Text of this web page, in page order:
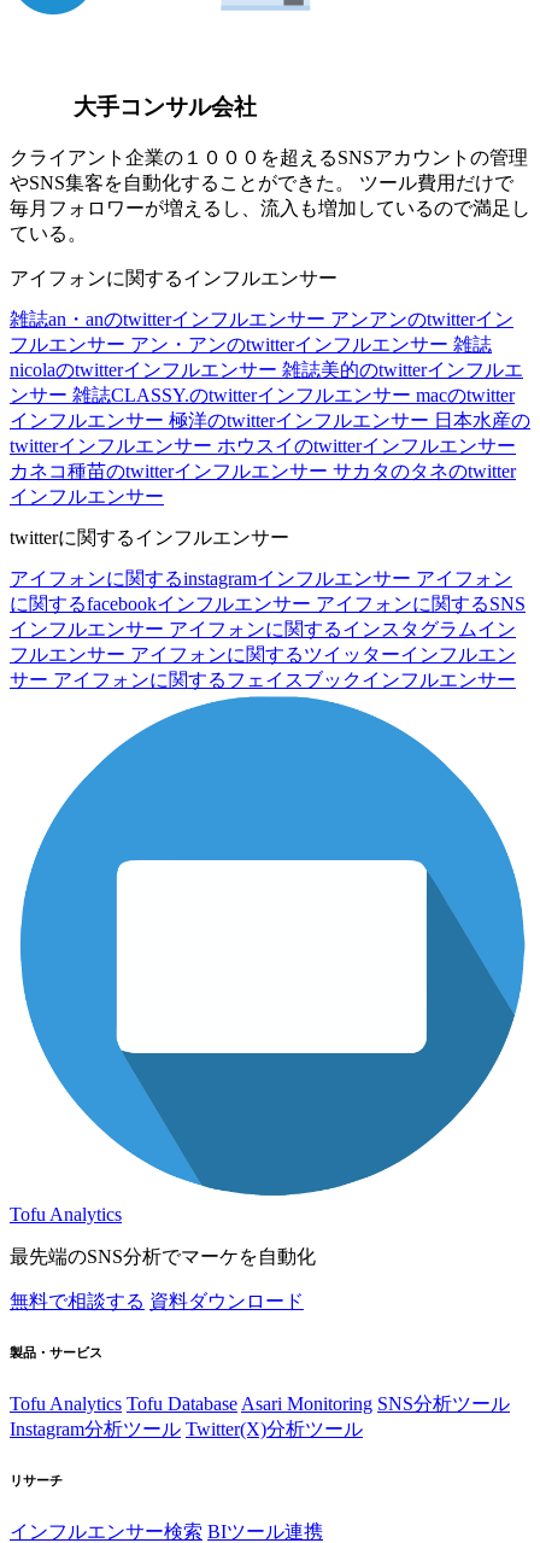
大手コンサル会社
クライアント企業の１０００を超えるSNSアカウントの管理
やSNS集客を自動化することができた。 ツール費用だけで
毎月フォロワーが増えるし、流入も増加しているので満足し
ている。
アイフォンに関するインフルエンサー
雑誌an・anのtwitterインフルエンサー アンアンのtwitterイン
フルエンサー アン・アンのtwitterインフルエンサー 雑誌
nicolaのtwitterインフルエンサー 雑誌美的のtwitterインフルエ
ンサー 雑誌CLASSY.のtwitterインフルエンサー macのtwitter
インフルエンサー 極洋のtwitterインフルエンサー 日本水産の
twitterインフルエンサー ホウスイのtwitterインフルエンサー
カネコ種苗のtwitterインフルエンサー サカタのタネのtwitter
インフルエンサー
twitterに関するインフルエンサー
アイフォンに関するinstagramインフルエンサー アイフォン
に関するfacebookインフルエンサー アイフォンに関するSNS
インフルエンサー アイフォンに関するインスタグラムイン
フルエンサー アイフォンに関するツイッターインフルエン
サー アイフォンに関するフェイスブックインフルエンサー
Tofu Analytics
最先端のSNS分析でマーケを自動化
無料で相談する 資料ダウンロード
製品・サービス
Tofu Analytics Tofu Database Asari Monitoring SNS分析ツール
Instagram分析ツール Twitter(X)分析ツール
リサーチ
インフルエンサー検索 BIツール連携